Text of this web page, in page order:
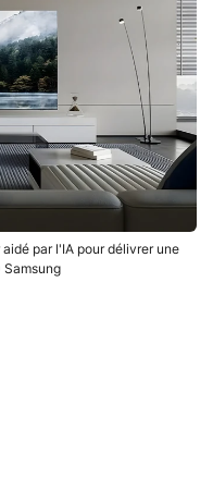
par l'IA pour délivrer une